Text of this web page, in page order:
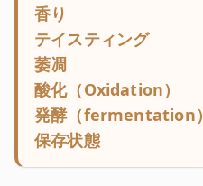
香り
テイスティング
萎凋
酸化（Oxidation）
発酵（fermentation）
保存状態